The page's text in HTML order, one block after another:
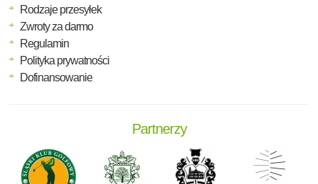
Rodzaje przesyłek
Zwroty za darmo
Regulamin
Polityka prywatności
Dofinansowanie
Partnerzy